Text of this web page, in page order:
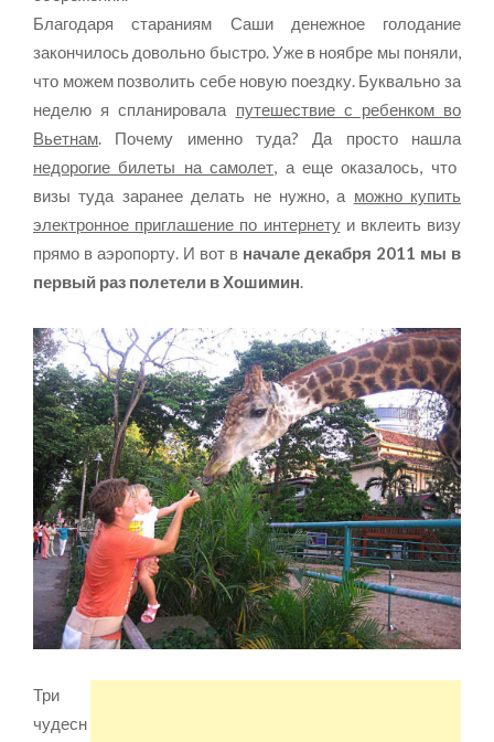
Благодаря стараниям Саши денежное голодание
закончилось довольно быстро. Уже в ноябре мы поняли,
что можем позволить себе новую поездку. Буквально за
неделю я спланировала путешествие с ребенком во
Вьетнам. Почему именно туда? Да просто нашла
недорогие билеты на самолет, а еще оказалось, что
визы туда заранее делать не нужно, а можно купить
электронное приглашение по интернетуи вклеить визу
прямо в аэропорту. И вот в начале декабря 2011 мы в
первый раз полетели в Хошимин.
Три
чудесн